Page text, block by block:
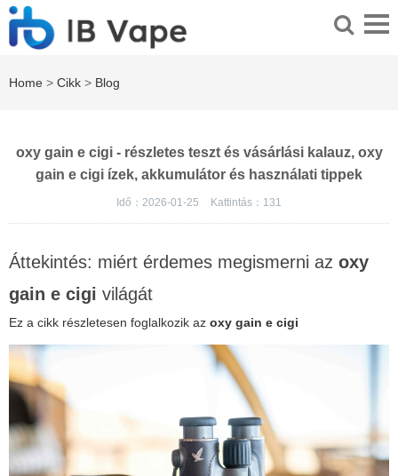
Home > Cikk > Blog
oxy gain e cigi - részletes teszt és vásárlási kalauz, oxy
gain e cigi ízek, akkumulátor és használati tippek
Idő：2026-01-25 Kattintás： 131
Áttekintés: miért érdemes megismerni az oxy
gain e cigi világát
Ez a cikk részletesen foglalkozik az oxy gain e cigi